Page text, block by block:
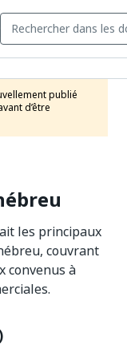
publié
d’être
les principaux
couvrant
convenus à